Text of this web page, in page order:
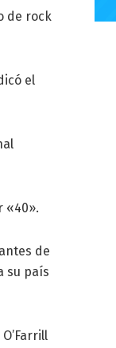
de rock
el
«40».
de
su país